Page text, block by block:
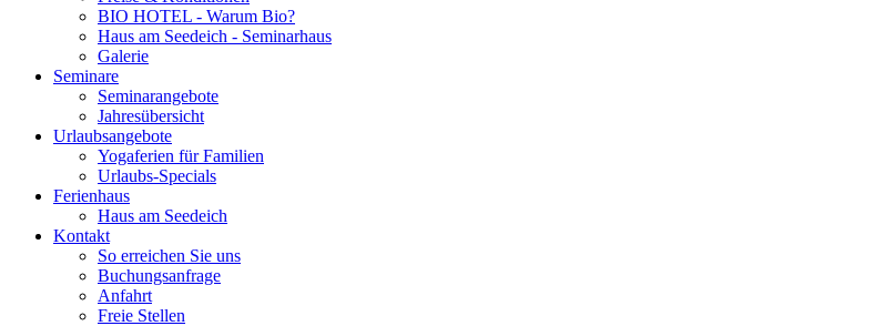
BIO HOTEL - Warum Bio?
Haus am Seedeich - Seminarhaus
Galerie
Seminare
Seminarangebote
Jahresübersicht
Urlaubsangebote
Yogaferien für Familien
Urlaubs-Specials
Ferienhaus
Haus am Seedeich
Kontakt
So erreichen Sie uns
Buchungsanfrage
Anfahrt
Freie Stellen